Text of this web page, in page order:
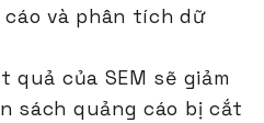
và phân tích dữ
quả của SEM sẽ giảm
sách quảng cáo bị cắt